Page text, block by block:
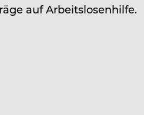
auf Arbeitslosenhilfe.